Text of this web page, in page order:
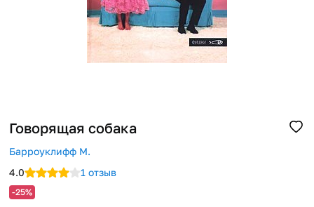
Говорящая собака
Барроуклифф М.
4.0
1 отзыв
-25%
Способы доставки
Способы оплаты